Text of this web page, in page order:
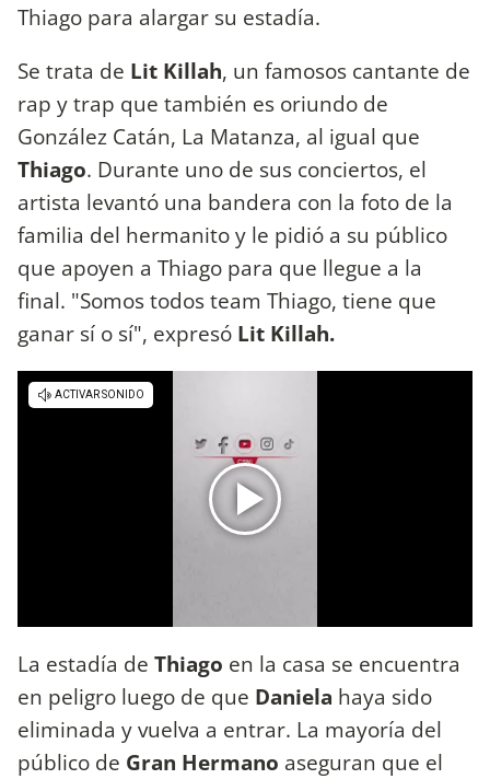
Thiago para alargar su estadía.
Se trata de Lit Killah, un famosos cantante de
rap y trap que también es oriundo de
González Catán, La Matanza, al igual que
Thiago. Durante uno de sus conciertos, el
artista levantó una bandera con la foto de la
familia del hermanito y le pidió a su público
que apoyen a Thiago para que llegue a la
final. "Somos todos team Thiago, tiene que
ganar sí o sí", expresó Lit Killah.
La estadía de Thiago en la casa se encuentra
en peligro luego de que Daniela haya sido
eliminada y vuelva a entrar. La mayoría del
público de Gran Hermano aseguran que el